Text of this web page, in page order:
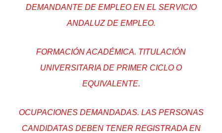
DEMANDANTE DE EMPLEO EN EL SERVICIO
ANDALUZ DE EMPLEO.
FORMACIÓN ACADÉMICA. TITULACIÓN
UNIVERSITARIA DE PRIMER CICLO O
EQUIVALENTE.
OCUPACIONES DEMANDADAS. LAS PERSONAS
CANDIDATAS DEBEN TENER REGISTRADA EN